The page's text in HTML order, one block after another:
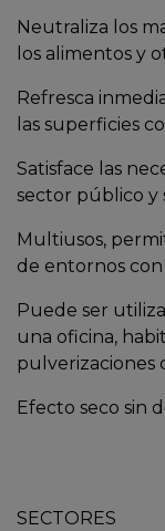
Neutraliza los
los alimentos y
Refresca
las superficies
Satisface las
sector público y
Multiusos,
de entornos con
Puede ser
una oficina,
pulverizaciones
Efecto seco sin
SECTORES